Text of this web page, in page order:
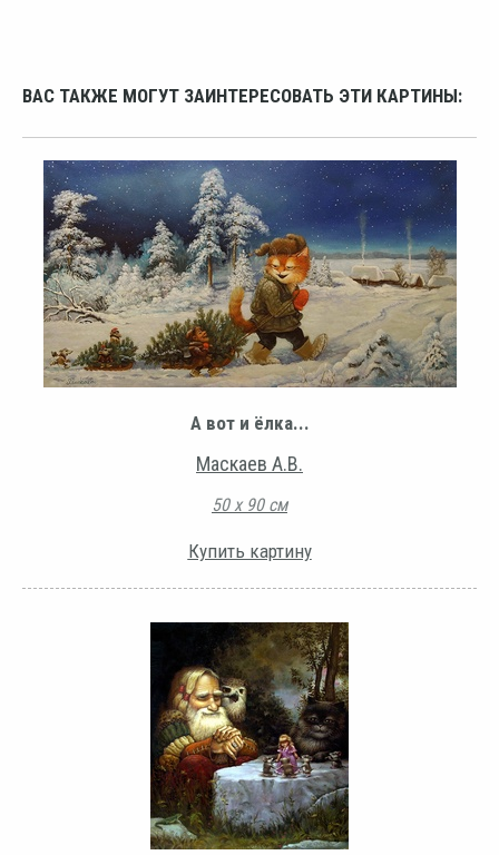
ВАС ТАКЖЕ МОГУТ ЗАИНТЕРЕСОВАТЬ ЭТИ КАРТИНЫ:
А вот и ёлка...
Маскаев А.В.
50 х 90 см
Купить картину